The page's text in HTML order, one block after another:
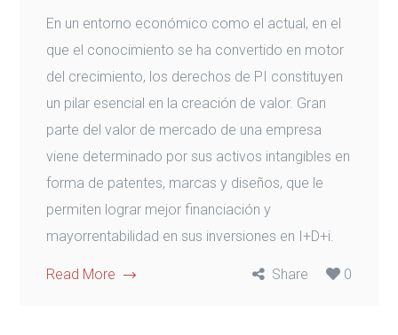
En un entorno económico como el actual, en el
que el conocimiento se ha convertido en motor
del crecimiento, los derechos de PI constituyen
un pilar esencial en la creación de valor. Gran
parte del valor de mercado de una empresa
viene determinado por sus activos intangibles en
forma de patentes, marcas y diseños, que le
permiten lograr mejor financiación y
mayorrentabilidad en sus inversiones en I+D+i.
Read More Share 0